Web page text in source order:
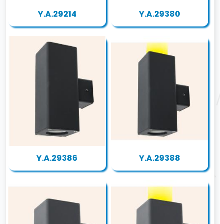
Y.A.29214 Y.A.29380
Y.A.29386 Y.A.29388